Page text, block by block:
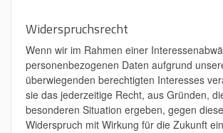
Widerspruchsrecht
Wenn wir im Rahmen einer
personenbezogenen Daten aufgrund
überwiegenden berechtigten Interesses
sie das jederzeitige Recht, aus Gründen,
besonderen Situation ergeben, gegen
Widerspruch mit Wirkung für die Zukunft